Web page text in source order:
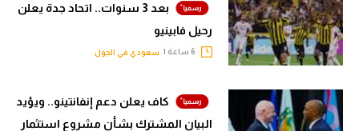
بعد 3 سنوات.. اتحاد جدة يعلن
رحيل فابينيو
سعودي في الجول
كاف يعلن دعم إنفانتينو.. ويؤيد
البيان المشترك بشأن مشروع استثمار